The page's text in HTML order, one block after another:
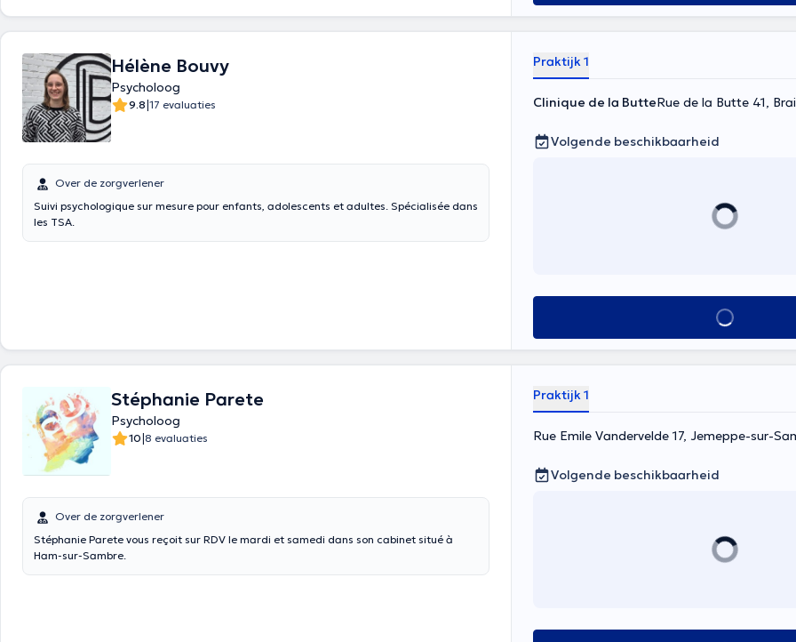
Hélène Bouvy
Psycholoog
9.8|17 evaluaties
Over de zorgverlener
Suivi psychologique sur mesure pour enfants, adolescents et adultes. Spécialisée dans
les TSA.
Praktijk 1
Clinique de la ButteRue de la Butte 41,
Volgende beschikbaarheid
Alles zien
Stéphanie Parete
Psycholoog
10|8 evaluaties
Over de zorgverlener
Stéphanie Parete vous reçoit sur RDV le mardi et samedi dans son cabinet situé à
Ham-sur-Sambre.
Praktijk 1
Rue Emile Vandervelde 17, Jemeppe-sur-
Volgende beschikbaarheid